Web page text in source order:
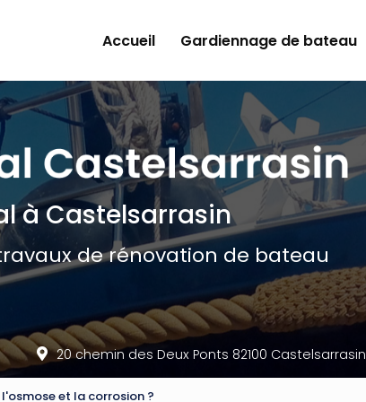
Accueil
Gardiennage de bateau
à Castelsarrasin
de rénovation de bateau
20 chemin des Deux Ponts 82100 Castelsarrasin
et la corrosion ?